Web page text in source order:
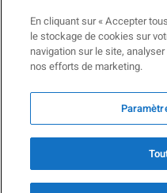
En cliquant sur « Accepter
le stockage de cookies sur
navigation sur le site,
nos efforts de marketing.